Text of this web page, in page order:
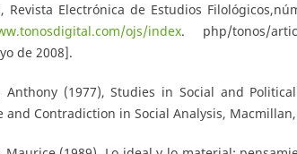
Revista Electrónica de Estudios
ojs/index. php/tonos/
de 2008].
Anthony (1977), Studies in Social and
and Contradiction in Social Analysis,